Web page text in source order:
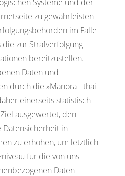
Systeme und der
zu gewährleisten
im Falle
die zur Strafverfolgung
bereitzustellen.
Daten und
durch die »Manora - thai
einerseits statistisch
ausgewertet, den
Datensicherheit in
zu erhöhen, um letztlich
für die von uns
Daten